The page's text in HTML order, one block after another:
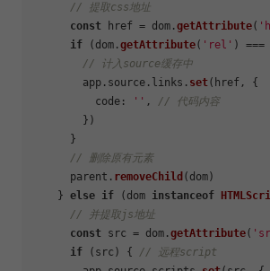
// 提取css地址
const href = dom.getAttribute(
if (dom.getAttribute( 'rel' ) ===
// 计入source缓存中
        app.
source . links . set(href, {
code : '' , // 代码内容
        })
      }
// 删除原有元素
      parent.
removeChild (dom)
    }
else if (dom instanceof
// 并提取js地址
const src = dom.getAttribute(
if (src) { // 远程script